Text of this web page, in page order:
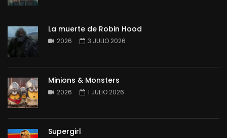
La muerte de Robin Hood
2026 3 JULIO 2026
Minions & Monsters
2026 1 JULIO 2026
Supergirl